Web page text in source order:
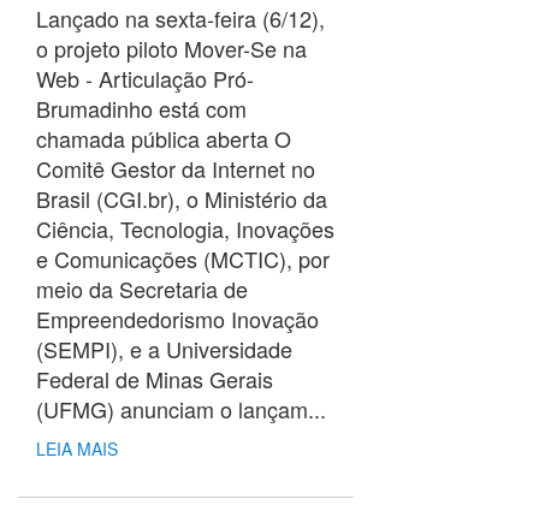
Lançado na sexta-feira (6/12),
o projeto piloto Mover-Se na
Web - Articulação Pró-
Brumadinho está com
chamada pública aberta O
Comitê Gestor da Internet no
Brasil (CGI.br), o Ministério da
Ciência, Tecnologia, Inovações
e Comunicações (MCTIC), por
meio da Secretaria de
Empreendedorismo Inovação
(SEMPI), e a Universidade
Federal de Minas Gerais
(UFMG) anunciam o lançam...
LEIA MAIS